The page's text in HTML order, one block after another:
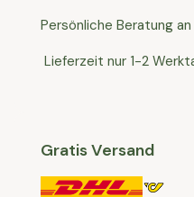
Persönliche Beratung
Lieferzeit nur 1-2
Gratis Versand